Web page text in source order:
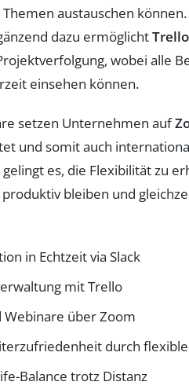
austauschen
dazu ermöglichtTrello
wobei alle
einsehen können.
setzen Unternehmen auf
und somit auch
es, die Flexibilität zu
bleiben und
in Echtzeit via Slack
mit Trello
über Zoom
durch
Balance trotz Distanz